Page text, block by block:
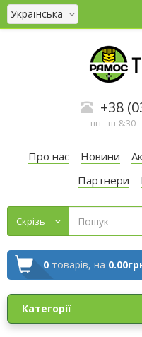
Українська
+38
пн - пт 8:30
Про нас Новини
Партнери
Cкрізь
0 товарів, на
Категорії